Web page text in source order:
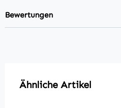
Bewertungen
Produktgalerie überspringen
Ähnliche Artikel